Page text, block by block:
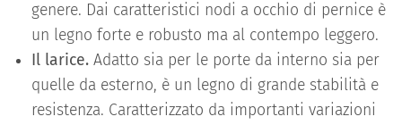
genere. Dai caratteristici nodi a occhio di pernice è
un legno forte e robusto ma al contempo leggero.
Il larice. Adatto sia per le porte da interno sia per
quelle da esterno, è un legno di grande stabilità e
resistenza. Caratterizzato da importanti variazioni